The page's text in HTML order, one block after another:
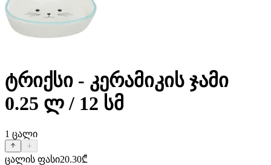
ტრიქსი - კერამიკის ჯამი
0.25 ლ / 12 სმ
1 ცალი
ცალის ფასი20.30₾